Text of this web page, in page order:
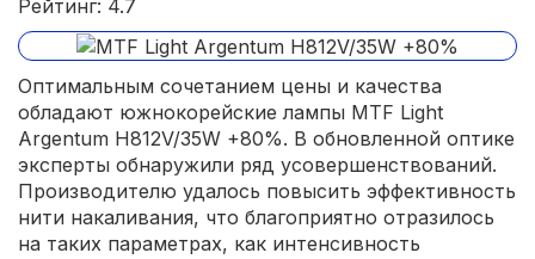
Рейтинг: 4.7
Оптимальным сочетанием цены и качества
обладают южнокорейские лампы MTF Light
Argentum H812V/35W +80%. В обновленной оптике
эксперты обнаружили ряд усовершенствований.
Производителю удалось повысить эффективность
нити накаливания, что благоприятно отразилось
на таких параметрах, как интенсивность